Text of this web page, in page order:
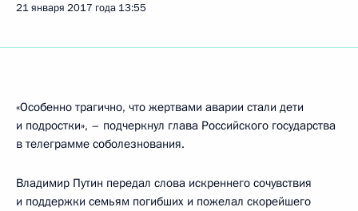
21 января 2017 года 13:55
«Особенно трагично, что жертвами аварии стали дети
и подростки», – подчеркнул глава Российского государства
в телеграмме соболезнования.
Владимир Путин передал слова искреннего сочувствия
и поддержки семьям погибших и пожелал скорейшего